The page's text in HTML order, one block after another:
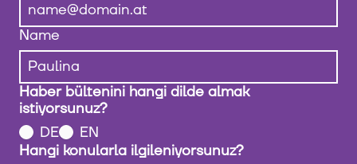
Name
Haber bültenini hangi dilde almak
istiyorsunuz?
DE
EN
Hangi konularla ilgileniyorsunuz?